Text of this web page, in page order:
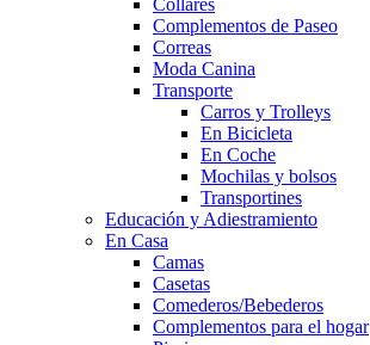
Collares
Complementos de Paseo
Correas
Moda Canina
Transporte
Carros y Trolleys
En Bicicleta
En Coche
Mochilas y bolsos
Transportines
Educación y Adiestramiento
En Casa
Camas
Casetas
Comederos/Bebederos
Complementos para el hogar